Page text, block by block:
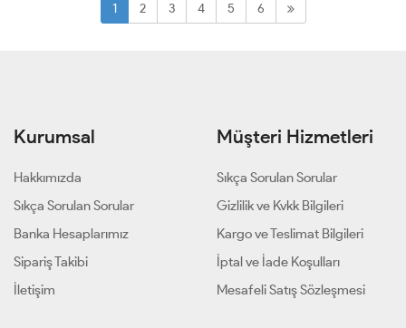
1 2 3 4 5 6
Kurumsal
Hakkımızda
Sıkça Sorulan Sorular
Banka Hesaplarımız
Sipariş Takibi
İletişim
Müşteri Hizmetleri
Sıkça Sorulan Sorular
Gizlilik ve Kvkk Bilgileri
Kargo ve Teslimat Bilgileri
İptal ve İade Koşulları
Mesafeli Satış Sözleşmesi